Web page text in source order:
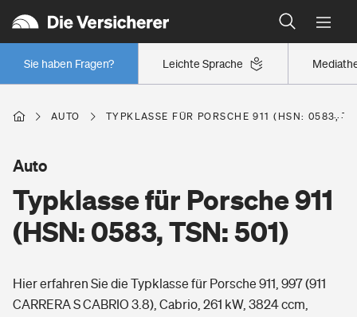
Leichte Sprache
Sie haben Fragen?
Wer versichert was: Jetzt Versicherer finden
Regionalklassen: So ist Ihre Region eingestuft
Wer versichert was: Jetzt Versicherer finden
Berufsunfähigkeitsversicherung
Erwerbsunfähigkeitsversicherung
Grundfähigkeitsversicherung
Wohnen
Freizeit
AUTO TYPKLASSE FÜR PORSCHE 911 (HSN: 0583,
Typklasse für Porsche 911
(HSN: 0583, TSN: 501)
Auto
Hier erfahren Sie die Typklasse für Porsche 911, 997 (911
CARRERA S CABRIO 3.8), Cabrio, 261 kW, 3824 ccm,